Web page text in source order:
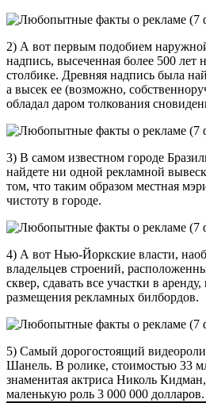
2) А вот первым подобием
надпись, высеченная более 500 лет
столбике. Древняя надпись была
а высек ее (возможно,
обладал даром толкования
3) В самом известном городе
найдете ни одной рекламной
том, что таким образом местная
чистоту в городе.
4) А вот Нью-Йоркские власти,
владельцев строений,
сквер, сдавать все участки в
размещения рекламных билбордов.
5) Самый дорогостоящий
Шанель. В ролике, стоимостью 33
знаменитая актриса Николь
маленькую роль 3 000 000 долларов.